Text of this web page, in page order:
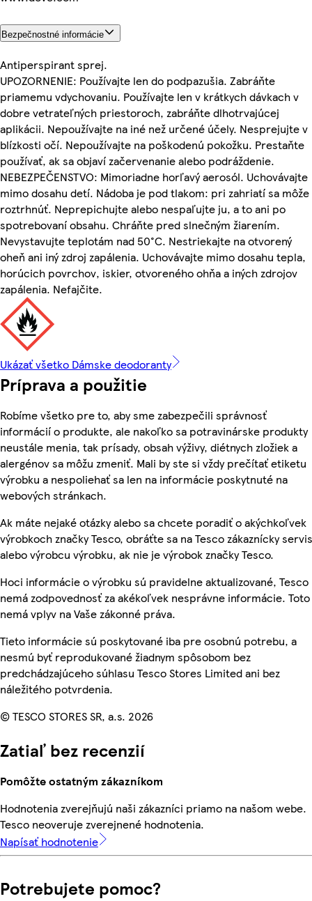
Bezpečnostné informácie
Antiperspirant sprej.
UPOZORNENIE: Používajte len do podpazušia. Zabráňte
priamemu vdychovaniu. Používajte len v krátkych dávkach v
dobre vetrateľných priestoroch, zabráňte dlhotrvajúcej
aplikácii. Nepoužívajte na iné než určené účely. Nesprejujte v
blízkosti očí. Nepoužívajte na poškodenú pokožku. Prestaňte
používať, ak sa objaví začervenanie alebo podráždenie.
NEBEZPEČENSTVO: Mimoriadne horľavý aerosól. Uchovávajte
mimo dosahu detí. Nádoba je pod tlakom: pri zahriatí sa môže
roztrhnúť. Neprepichujte alebo nespaľujte ju, a to ani po
spotrebovaní obsahu. Chráňte pred slnečným žiarením.
Nevystavujte teplotám nad 50°C. Nestriekajte na otvorený
oheň ani iný zdroj zapálenia. Uchovávajte mimo dosahu tepla,
horúcich povrchov, iskier, otvoreného ohňa a iných zdrojov
zapálenia. Nefajčite.
Ukázať všetko Dámske deodoranty
Príprava a použitie
Robíme všetko pre to, aby sme zabezpečili správnosť
informácií o produkte, ale nakoľko sa potravinárske produkty
neustále menia, tak prísady, obsah výživy, diétnych zložiek a
alergénov sa môžu zmeniť. Mali by ste si vždy prečítať etiketu
výrobku a nespoliehať sa len na informácie poskytnuté na
webových stránkach.
Ak máte nejaké otázky alebo sa chcete poradiť o akýchkoľvek
výrobkoch značky Tesco, obráťte sa na Tesco zákaznícky
alebo výrobcu výrobku, ak nie je výrobok značky Tesco.
Hoci informácie o výrobku sú pravidelne aktualizované, Tesco
nemá zodpovednosť za akékoľvek nesprávne informácie. Toto
nemá vplyv na Vaše zákonné práva.
Tieto informácie sú poskytované iba pre osobnú potrebu, a
nesmú byť reprodukované žiadnym spôsobom bez
predchádzajúceho súhlasu Tesco Stores Limited ani bez
náležitého potvrdenia.
© TESCO STORES SR, a.s. 2026
Zatiaľ bez recenzií
Pomôžte ostatným zákazníkom
Hodnotenia zverejňujú naši zákazníci priamo na našom webe.
Tesco neoveruje zverejnené hodnotenia.
Napísať hodnotenie
Potrebujete pomoc?